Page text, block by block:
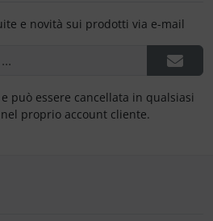
e novità sui prodotti via e-mail
può essere cancellata in qualsiasi
proprio account cliente.